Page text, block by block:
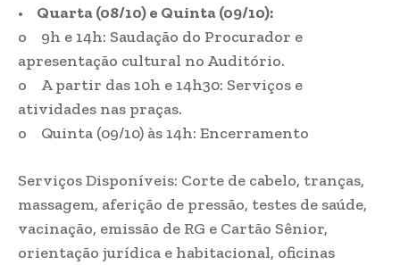
•
Quarta (08/10) e Quinta (09/10):
o 9h e 14h: Saudação do Procurador e
apresentação cultural no Auditório.
o A partir das 10h e 14h30: Serviços e
atividades nas praças.
o Quinta (09/10) às 14h: Encerramento
Serviços Disponíveis: Corte de cabelo, tranças,
massagem, aferição de pressão, testes de saúde,
vacinação, emissão de RG e Cartão Sênior,
orientação jurídica e habitacional, oficinas